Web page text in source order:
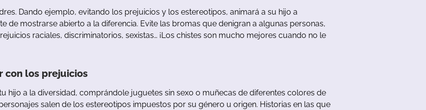
. Dando ejemplo, evitando los prejuicios y los estereotipos, animará a su hijo a
de mostrarse abierto a la diferencia. Evite las bromas que denigran a algunas personas,
raciales, discriminatorios, sexistas… ¡Los chistes son mucho mejores cuando no le
con los prejuicios
hijo a la diversidad, comprándole juguetes sin sexo o muñecas de diferentes colores de
salen de los estereotipos impuestos por su género u origen. Historias en las que